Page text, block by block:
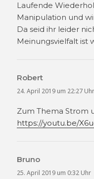
Laufende
Manipulation und
Da seid ihr leider
Meinungsvielfalt ist
Robert
24. April 2019 um 22:27 Uhr
Zum Thema Strom
https://youtu.be/
Bruno
25. April 2019 um 0:32 Uhr